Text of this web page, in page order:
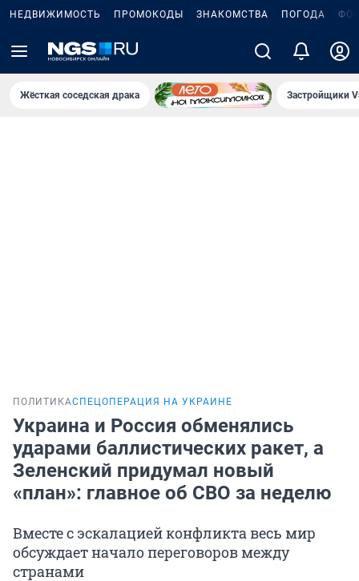
НЕДВИЖИМОСТЬ ПРОМОКОДЫ ЗНАКОМСТВА ПОГОДА
Жёсткая соседская драка Застройщики
ПОЛИТИКАСПЕЦОПЕРАЦИЯ НА УКРАИНЕ
Украина и Россия обменялись
ударами баллистических ракет, а
Зеленский придумал новый
«план»: главное об СВО за неделю
Вместе с эскалацией конфликта весь мир
обсуждает начало переговоров между
странами